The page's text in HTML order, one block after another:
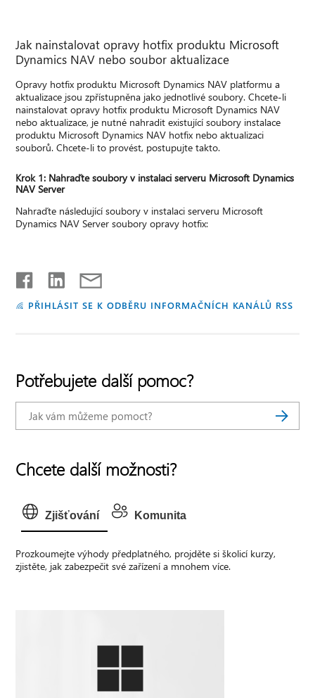
Jak nainstalovat opravy hotfix produktu Microsoft
Dynamics NAV nebo soubor aktualizace
Opravy hotfix produktu Microsoft Dynamics NAV platformu a
aktualizace jsou zpřístupněna jako jednotlivé soubory. Chcete-li
nainstalovat opravy hotfix produktu Microsoft Dynamics NAV
nebo aktualizace, je nutné nahradit existující soubory instalace
produktu Microsoft Dynamics NAV hotfix nebo aktualizaci
souborů. Chcete-li to provést, postupujte takto.
Krok 1: Nahraďte soubory v instalaci serveru Microsoft Dynamics
NAV Server
Nahraďte následující soubory v instalaci serveru Microsoft
Dynamics NAV Server soubory opravy hotfix:
PŘIHLÁSIT SE K ODBĚRU INFORMAČNÍCH KANÁLŮ RSS
Potřebujete další pomoc?
Chcete další možnosti?
Zjišťování Komunita
Prozkoumejte výhody předplatného, projděte si školicí kurzy,
zjistěte, jak zabezpečit své zařízení a mnohem více.